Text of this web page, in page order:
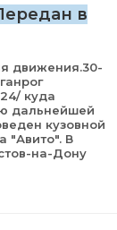
в
движения.30-
куда
дальнейшей
кузовной
"Авито". В
на-Дону